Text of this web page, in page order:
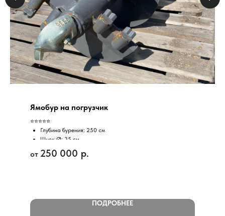
Ямобур на погрузчик
⭐⭐⭐⭐⭐
Глубина бурения: 250 см
Шнек Ø: 35 см
Состояние: Новое
Завод: MingYu, Китай
фронтальную стрелу экскаваторов-погрузчиков
250 000 р.
ПОДРОБНЕЕ